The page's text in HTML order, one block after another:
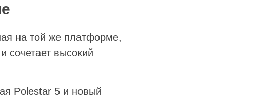
на той же платформе,
сочетает высокий
Polestar 5 и новый